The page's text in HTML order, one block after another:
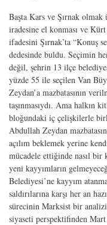
Başta Kars ve Şırnak olmak
iradesine el konması ve
ifadesini Şırnak’ta “Konuş
dedesinde buldu. Seçimin
değil, şehrin 13 ilçe
yüzde 55 ile seçilen Van
Zeydan’a mazbatasının
taşınmasıydı. Ama halkın
bloğundaki iç çelişkilerle
Abdullah Zeydan
açılım beklemek yerine
mücadele ettiğinde nasıl bir
yeni kayyımların
Belediyesi’ne kayyım
saldırılarına karşı her an
sürecinin Marksist bir analizi
siyaseti perspektifinden